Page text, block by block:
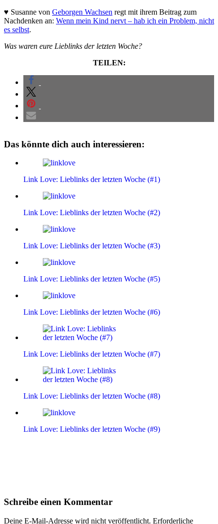
♥ Susanne von Geborgen Wachsen regt mit ihrem Beitrag zum
Nachdenken an: Wenn mein Kind nervt – hab ich ein Problem, nicht
es selbst.
Was waren eure Lieblinks der letzten Woche?
TEILEN:
Das könnte dich auch interessieren:
Link Love: Lieblinks der letzten Woche (#1)
Link Love: Lieblinks der letzten Woche (#2)
Link Love: Lieblinks der letzten Woche (#3)
Link Love: Lieblinks der letzten Woche (#5)
Link Love: Lieblinks der letzten Woche (#6)
Link Love: Lieblinks der letzten Woche (#7)
Link Love: Lieblinks der letzten Woche (#8)
Link Love: Lieblinks der letzten Woche (#9)
Interaktionen
Schreibe einen Kommentar
Deine E-Mail-Adresse wird nicht veröffentlicht. Erforderliche